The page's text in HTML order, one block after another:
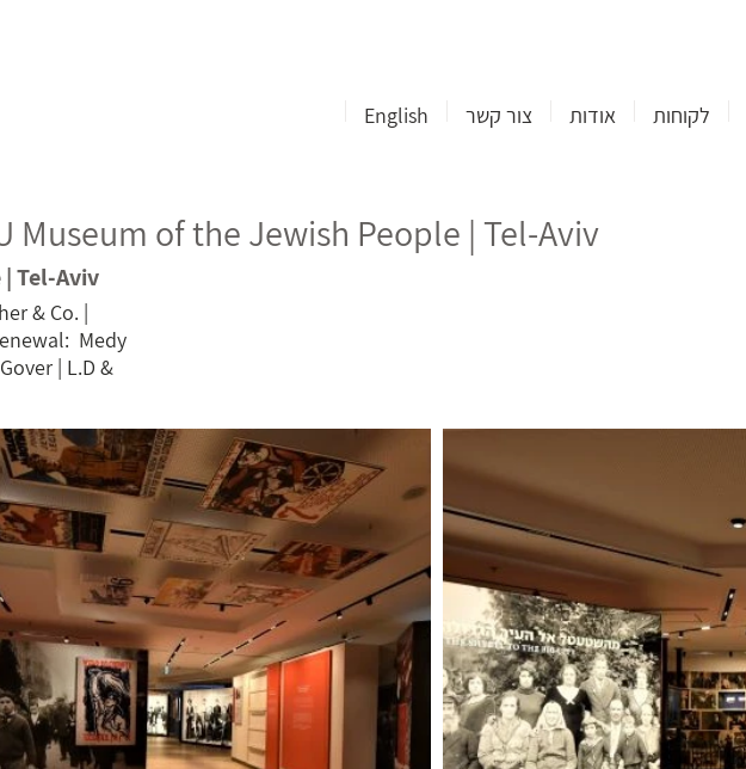
לקוחות אודות צור קשר English
Museum of the Jewish People | Tel-Aviv
Tel-Aviv
& Co. |
Medy
| L.D &